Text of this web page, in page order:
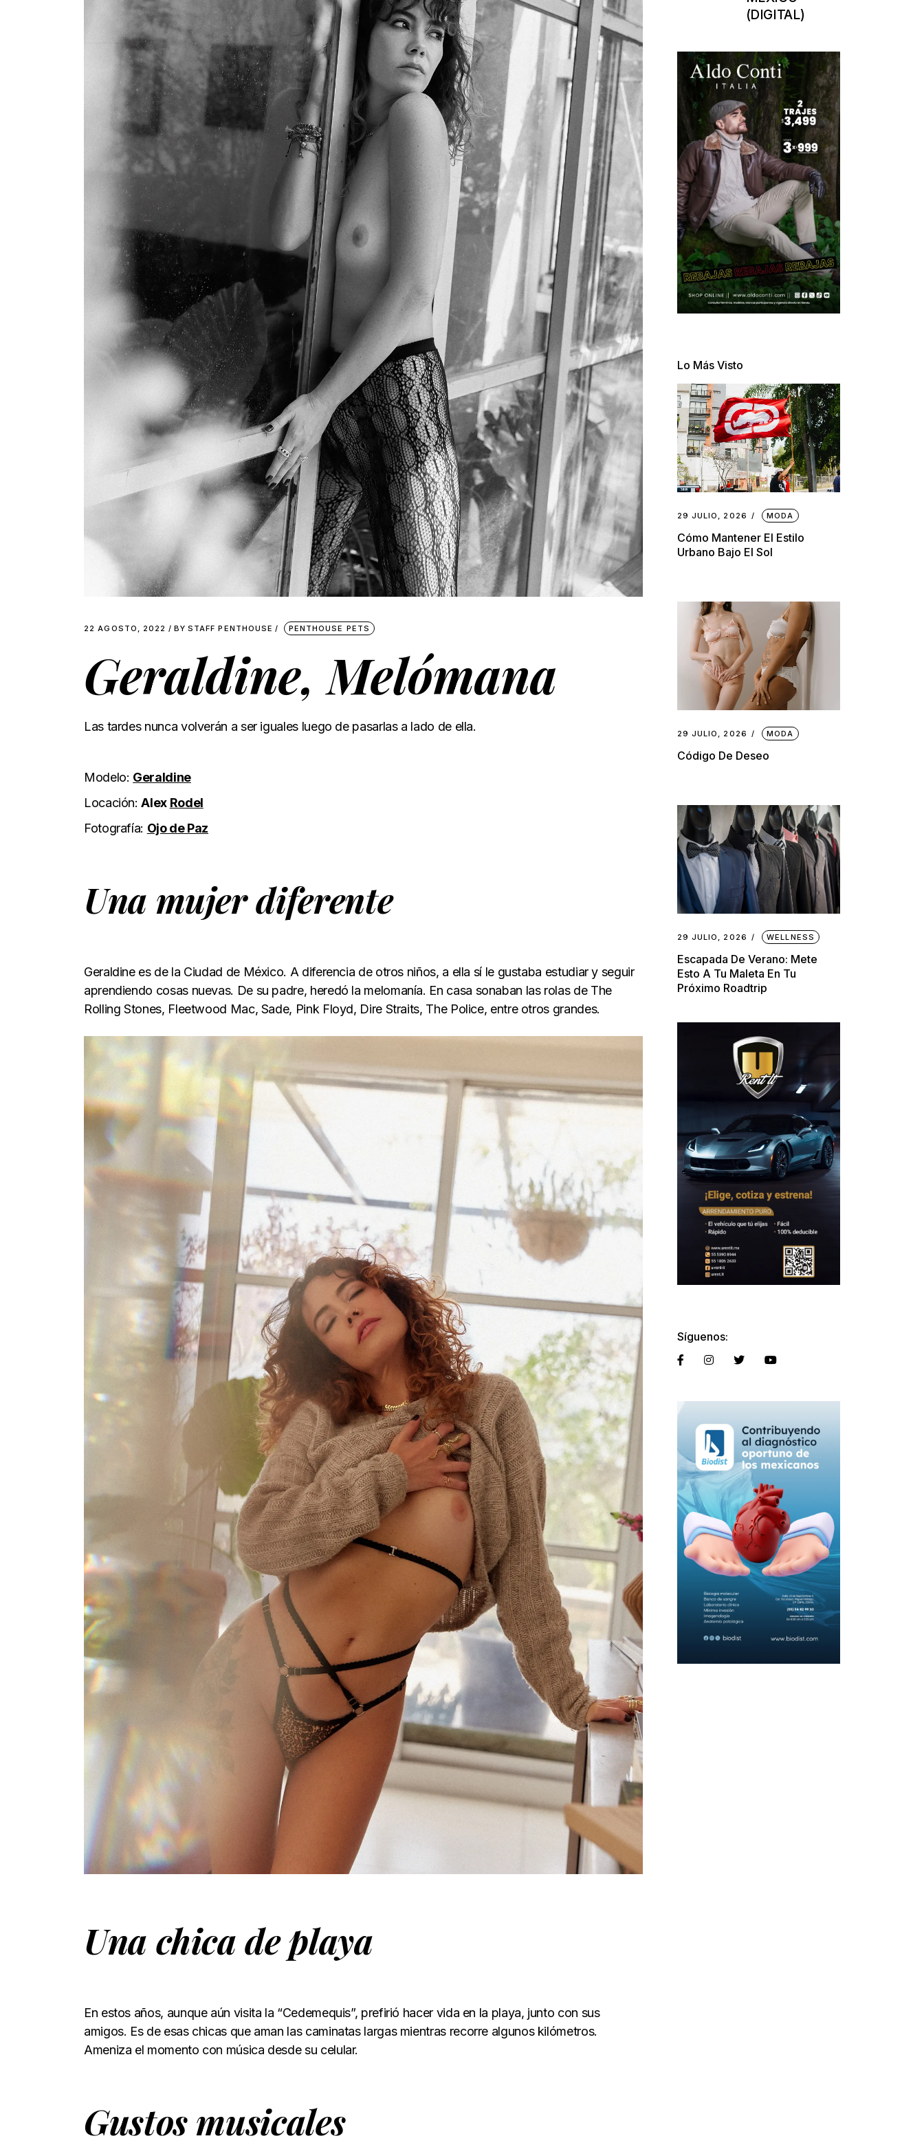
22 AGOSTO, 2022 BY STAFF PENTHOUSE PENTHOUSE PETS
Geraldine, Melómana
Las tardes nunca volverán a ser iguales luego de pasarlas a lado de ella.
Modelo: Geraldine
Locación:Alex Rodel
Fotografía: Ojo de Paz
Una mujer diferente
Geraldine es de la Ciudad de México. A diferencia de otros niños, a ella sí le gustaba estudiar y seguir
aprendiendo cosas nuevas. De su padre, heredó la melomanía. En casa sonaban las rolas de The
Rolling Stones, Fleetwood Mac, Sade, Pink Floyd, Dire Straits, The Police, entre otros grandes.
Una chica de playa
En estos años, aunque aún visita la “Cedemequis”, prefirió hacer vida en la playa, junto con sus
amigos. Es de esas chicas que aman las caminatas largas mientras recorre algunos kilómetros.
Ameniza el momento con música desde su celular.
Gustos musicales
(DIGITAL)
Lo Más Visto
29 JULIO, 2026 MODA
Cómo Mantener El Estilo
Urbano Bajo El Sol
29 JULIO, 2026 MODA
Código De Deseo
29 JULIO, 2026 WELLNESS
Escapada De Verano: Mete
Esto A Tu Maleta En Tu
Próximo Roadtrip
Síguenos: